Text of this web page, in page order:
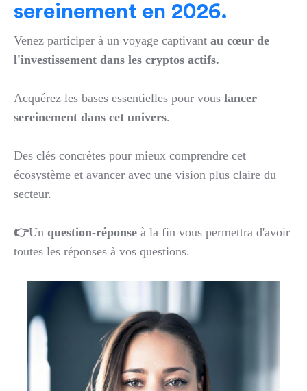
sereinement en 2026.
Venez participer à un voyage captivant au cœur de
l'investissement dans les cryptos actifs.
Acquérez les bases essentielles pour vous lancer
sereinement dans cet univers.
Des clés concrètes pour mieux comprendre cet
écosystème et avancer avec une vision plus claire du
secteur.
👉Un question-réponse à la fin vous permettra d'avoir
toutes les réponses à vos questions.